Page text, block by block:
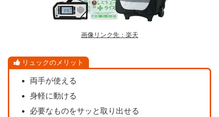
画像リンク先：楽天
リュックのメリット
両手が使える
身軽に動ける
必要なものをサッと取り出せる